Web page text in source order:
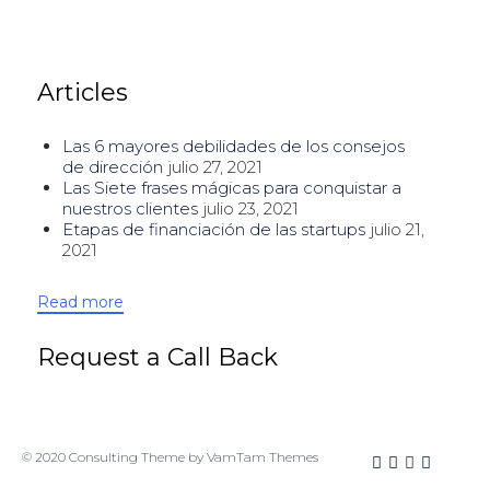
Articles
Las 6 mayores debilidades de los consejos
de dirección julio 27, 2021
Las Siete frases mágicas para conquistar a
nuestros clientes julio 23, 2021
Etapas de financiación de las startups julio 21,
2021
Read more
Request a Call Back
© 2020 Consulting Theme by VamTam Themes